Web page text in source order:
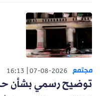
مجتمع 07-08-2026
16:13
توضيح رسمي بشأن